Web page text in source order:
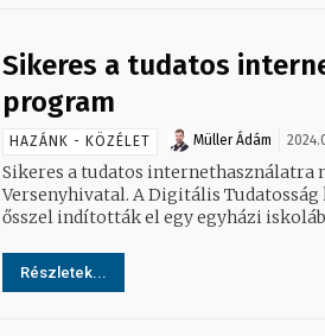
Sikeres a tudatos
program
HAZÁNK - KÖZÉLET Müller Ádám
Sikeres a tudatos internethasználatra
Versenyhivatal. A Digitális
ősszel indították el egy egyházi
Részletek...